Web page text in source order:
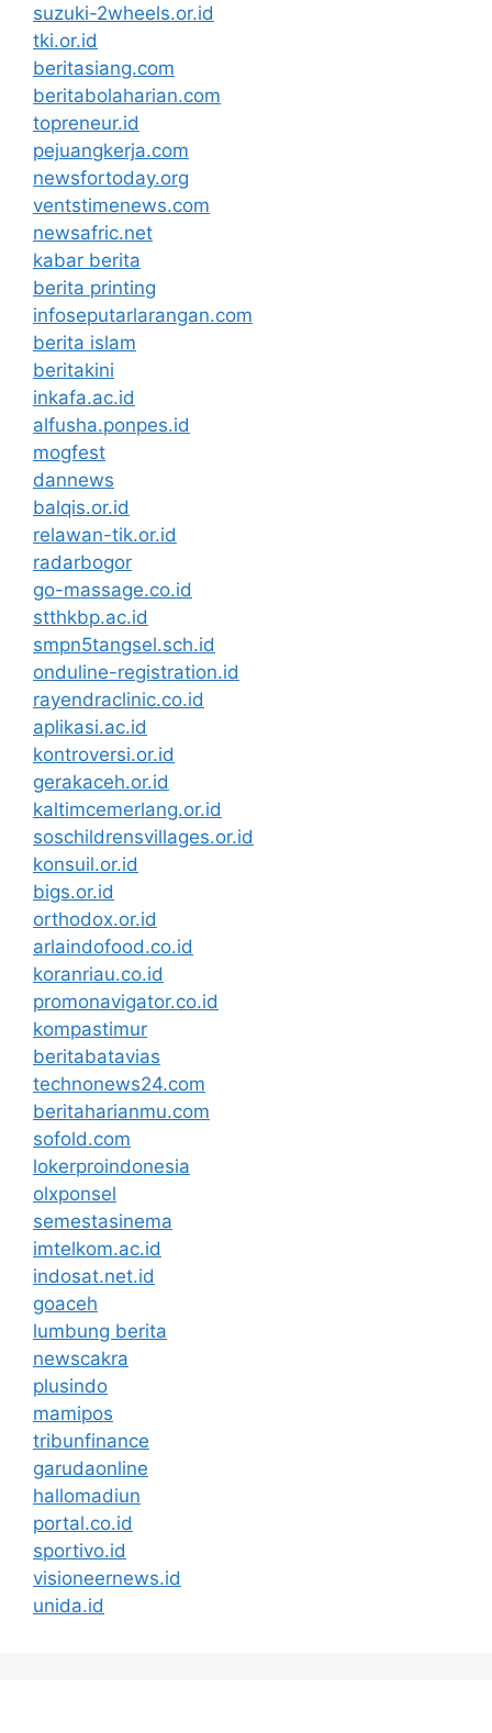
suzuki-2wheels.or.id
tki.or.id
beritasiang.com
beritabolaharian.com
topreneur.id
pejuangkerja.com
newsfortoday.org
ventstimenews.com
newsafric.net
kabar berita
berita printing
infoseputarlarangan.com
berita islam
beritakini
inkafa.ac.id
alfusha.ponpes.id
mogfest
dannews
balqis.or.id
relawan-tik.or.id
radarbogor
go-massage.co.id
stthkbp.ac.id
smpn5tangsel.sch.id
onduline-registration.id
rayendraclinic.co.id
aplikasi.ac.id
kontroversi.or.id
gerakaceh.or.id
kaltimcemerlang.or.id
soschildrensvillages.or.id
konsuil.or.id
bigs.or.id
orthodox.or.id
arlaindofood.co.id
koranriau.co.id
promonavigator.co.id
kompastimur
beritabatavias
technonews24.com
beritaharianmu.com
sofold.com
lokerproindonesia
olxponsel
semestasinema
imtelkom.ac.id
indosat.net.id
goaceh
lumbung berita
newscakra
plusindo
mamipos
tribunfinance
garudaonline
hallomadiun
portal.co.id
sportivo.id
visioneernews.id
unida.id